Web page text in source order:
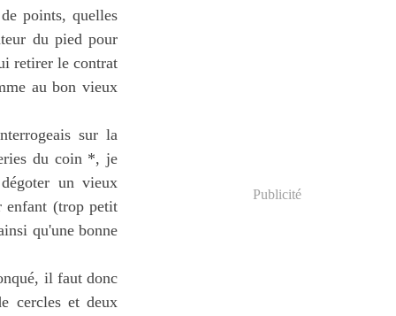
points, quelles
du pied pour
retirer le contrat
au bon vieux
sur la
du coin *, je
un vieux
enfant (trop petit
qu'une bonne
il faut donc
cercles et deux
Publicité